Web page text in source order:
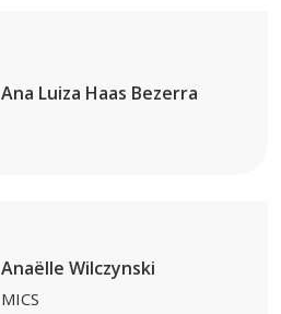
Ana Luiza Haas Bezerra
Anaëlle Wilczynski
MICS